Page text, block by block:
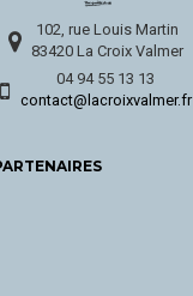
102, rue Louis Martin
83420 La Croix Valmer
04 94 55 13 13
contact@lacroixvalmer.fr